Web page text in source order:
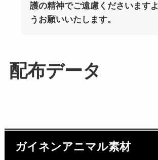
護の精神でご遠慮くださいますよ
うお願いいたします。
配布データ
ガイネンアニマル素材